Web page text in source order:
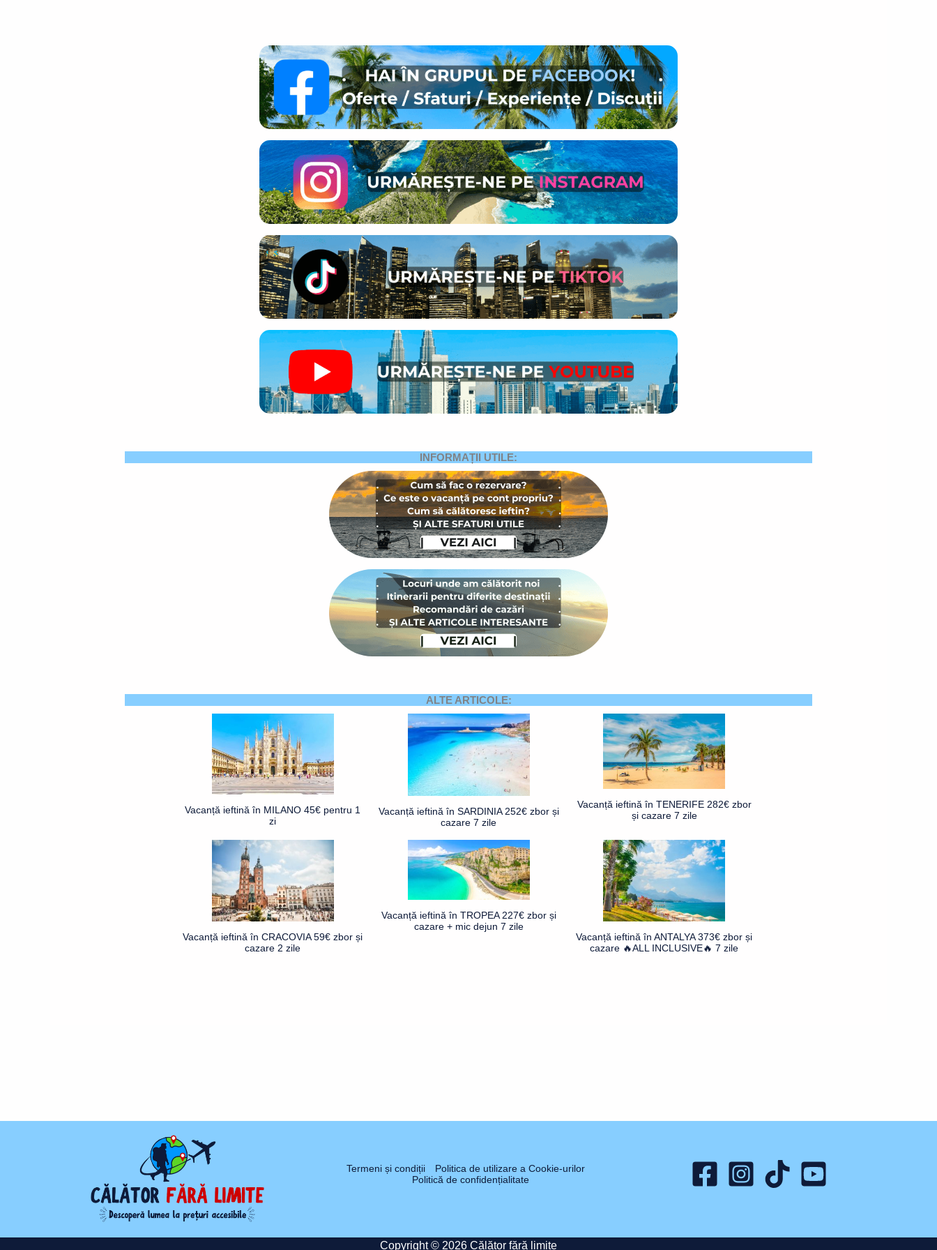
INFORMAȚII UTILE:
ALTE ARTICOLE:
Vacanță ieftină în MILANO 45€ pentru 1
zi
Vacanță ieftină în SARDINIA 252€ zbor și
cazare 7 zile
Vacanță ieftină în TENERIFE 282€ zbor
și cazare 7 zile
Vacanță ieftină în CRACOVIA 59€ zbor și
cazare 2 zile
Vacanță ieftină în TROPEA 227€ zbor și
cazare + mic dejun 7 zile
Vacanță ieftină în ANTALYA 373€ zbor și
cazare 🔥ALL INCLUSIVE🔥 7 zile
Termeni și condiții
Politica de utilizare a Cookie-urilor
Politică de confidențialitate
Copyright © 2026 Călător fără limite